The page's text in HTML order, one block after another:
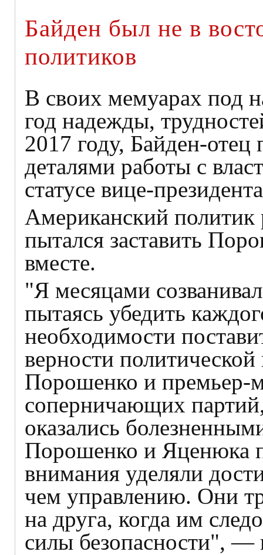
Байден был не в
политиков
В своих мемуарах под
год надежды,
2017 году, Байден-
деталями работы с
статусе вице-
Американский политик
пытался заставить
вместе.
"Я месяцами
пытаясь убедить
необходимости
верности
Порошенко и премьер-
соперничающих
оказались
Порошенко и Яценюка
внимания уделяли
чем управлению. Они
на друга, когда им
силы безопасности", —